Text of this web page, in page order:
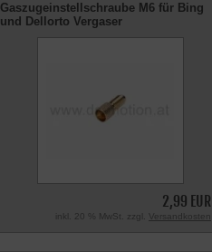
Gaszugeinstellschraube M6 für Bing
und Dellorto Vergaser
2,99 EUR
inkl. 20 % MwSt. zzgl. Versandkosten